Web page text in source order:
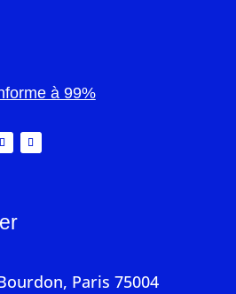
à 99%
Paris 75004